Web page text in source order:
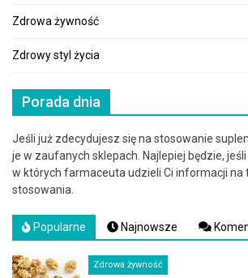
Zdrowa żywność
Zdrowy styl życia
Porada dnia
Jeśli już zdecydujesz się na stosowanie
je w zaufanych sklepach. Najlepiej będzie,
w których farmaceuta udzieli Ci informacji na
stosowania.
Popularne Najnowsze
Zdrowa żywność